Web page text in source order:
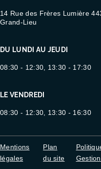
14 Rue des Frères Lumière
Grand-Lieu
DU LUNDI AU JEUDI
08:30 - 12:30, 13:30 - 17:30
LE VENDREDI
08:30 - 12:30, 13:30 - 16:30
Mentions
légales
Plan
du site